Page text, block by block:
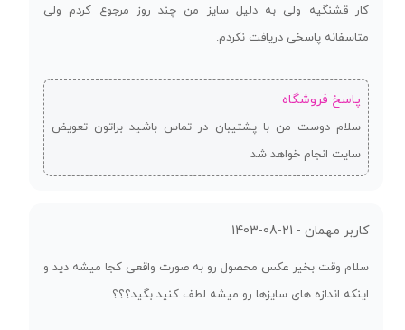
کار قشنگیه ولی به دلیل سایز من چند روز مرجوع کردم ولی
متاسفانه پاسخی دریافت نکردم.
پاسخ فروشگاه
سلام دوست من با پشتیبان در تماس باشید براتون تعویض
سایت انجام خواهد شد
کاربر مهمان - 1403-08-21
سلام وقت بخیر عکس محصول رو به صورت واقعی کجا میشه دید و
اینکه اندازه های سایزها رو میشه لطف کنید بگید؟؟؟